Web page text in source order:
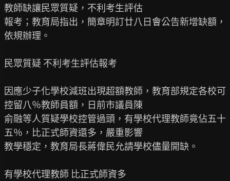
教師缺讓民眾質疑，不利考生評估
報考；教育局指出，簡章明訂廿八日會公告新增缺額，
依規辦理。
民眾質疑 不利考生評估報考
因應少子化學校減班出現超額教師，教育部規定各校可
控留八％教師員額，日前市議員陳
俞融等人質疑學校控管過頭，有學校代理教師竟佔五十
五％，比正式師資還多，嚴重影響
教學穩定，教育局長蔣偉民允請學校儘量開缺。
有學校代理教師 比正式師資多